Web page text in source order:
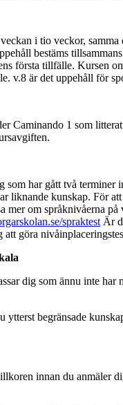
i tio veckor, samma
bestäms
första tillfälle. Kursen
v.8 är det uppehåll för
Caminando 1 som
som har gått två terminer
liknande kunskap. För att
mer om språknivåerna på
spraktest Är
göra
dig som ännu inte har
ytterst begränsade
innan du anmäler